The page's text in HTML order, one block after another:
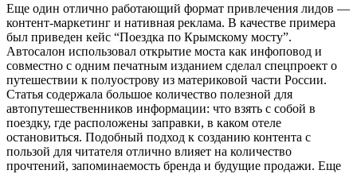
Еще один отлично работающий формат привлечения лидов —
контент-маркетинг и нативная реклама. В качестве примера
был приведен кейс “Поездка по Крымскому мосту”.
Автосалон использовал открытие моста как инфоповод и
совместно с одним печатным изданием сделал спецпроект о
путешествии к полуострову из материковой части России.
Статья содержала большое количество полезной для
автопутешественников информации: что взять с собой в
поездку, где расположены заправки, в каком отеле
остановиться. Подобный подход к созданию контента с
пользой для читателя отлично влияет на количество
прочтений, запоминаемость бренда и будущие продажи. Еще